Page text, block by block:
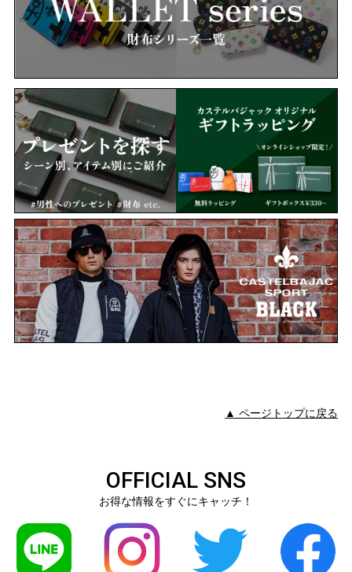
▲ ページトップに戻る
OFFICIAL SNS
お得な情報をすぐにキャッチ！